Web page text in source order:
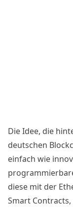
Die Idee, die
deutschen
einfach wie
diese mit der
Smart